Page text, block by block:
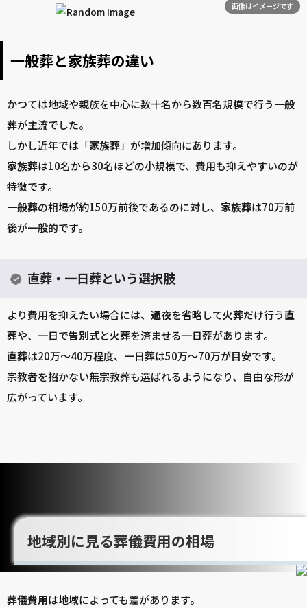
画像はイメージです
一般葬と家族葬の違い
かつては地域や親族を中心に数十名から数百名規模で行う一般
葬が主流でした。
しかし近年では「家族葬」が増加傾向にあります。
家族葬は10名から30名ほどの小規模で、費用も抑えやすいのが
特徴です。
一般葬の相場が約150万前後であるのに対し、 家族葬は70万前
後が一般的です。
直葬・一日葬という選択肢
より費用を抑えたい場合には、 通夜を省略して火葬だけ行う直
葬や、一日で告別式と火葬を済ませる一日葬があります。
直葬は20万～40万程度、一日葬は50万～70万が目安です。
宗教者を招かない無宗教葬も選ばれるようになり、自由な形が
広がっています。
地域別に見る葬儀費用の相場
葬儀費用は地域によっても差があります。